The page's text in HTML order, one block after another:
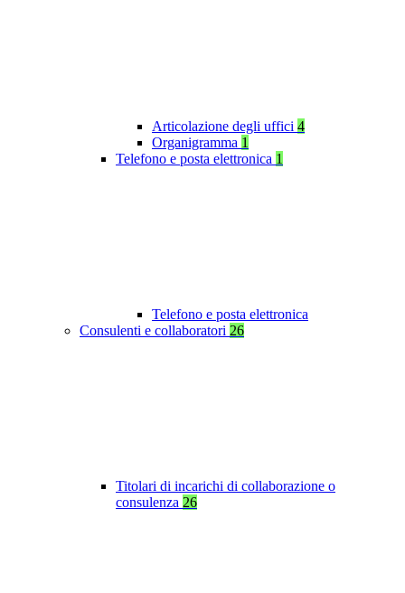
Articolazione degli uffici 4
Organigramma 1
Telefono e posta elettronica 1
Telefono e posta elettronica
Consulenti e collaboratori 26
Titolari di incarichi di collaborazione o
consulenza 26